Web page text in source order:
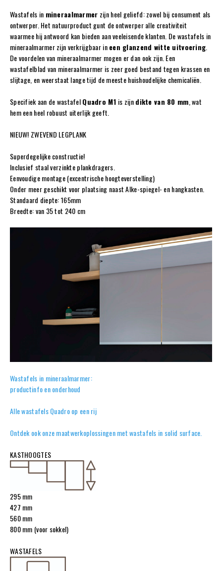
Wastafels in mineraalmarmer zijn heel geliefd: zowel bij consument als
ontwerper. Het natuurproduct gunt de ontwerper alle creativiteit
waarmee hij antwoord kan bieden aan veeleisende klanten. De wastafels in
mineraalmarmer zijn verkrijgbaar ineen glanzend witte uitvoering
De voordelen van mineraalmarmer mogen er dan ook zijn. Een
wastafelblad van mineraalmarmer is zeer goed bestand tegen krassen en
slijtage, en weerstaat lange tijd de meeste huishoudelijke chemicaliën.
Specifiek aan de wastafelQuadro M1 is zijndikte van 80 mm , wat
hem een heel robuust uiterlijk geeft.
NIEUW! ZWEVEND LEGPLANK
Superdegelijke constructie!
Inclusief staal verzinkte plankdragers.
Eenvoudige montage (excentrische hoogteverstelling)
Onder meer geschikt voor plaatsing naast Alke-spiegel- en hangkasten.
Standaard diepte: 165mm
Breedte: van 35 tot 240 cm
Wastafels in mineraalmarmer:
productinfo en onderhoud
Alle wastafels Quadro op een rij
Ontdek ook onze maatwerkoplossingen met wastafels in solid surface.
KASTHOOGTES
295 mm
427 mm
560 mm
800 mm (voor sokkel)
WASTAFELS